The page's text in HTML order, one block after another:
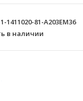
1411020-81-A203EM36
в наличии